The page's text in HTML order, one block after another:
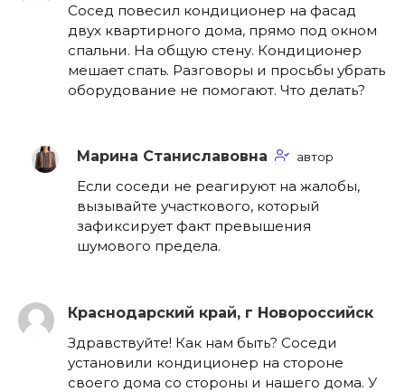
Сосед повесил кондиционер на фасад
двух квартирного дома, прямо под окном
спальни. На общую стену. Кондиционер
мешает спать. Разговоры и просьбы убрать
оборудование не помогают. Что делать?
Марина Станиславовна автор
Если соседи не реагируют на жалобы,
вызывайте участкового, который
зафиксирует факт превышения
шумового предела.
Краснодарский край, г Новороссийск
Здравствуйте! Как нам быть? Соседи
установили кондиционер на стороне
своего дома со стороны и нашего дома. У